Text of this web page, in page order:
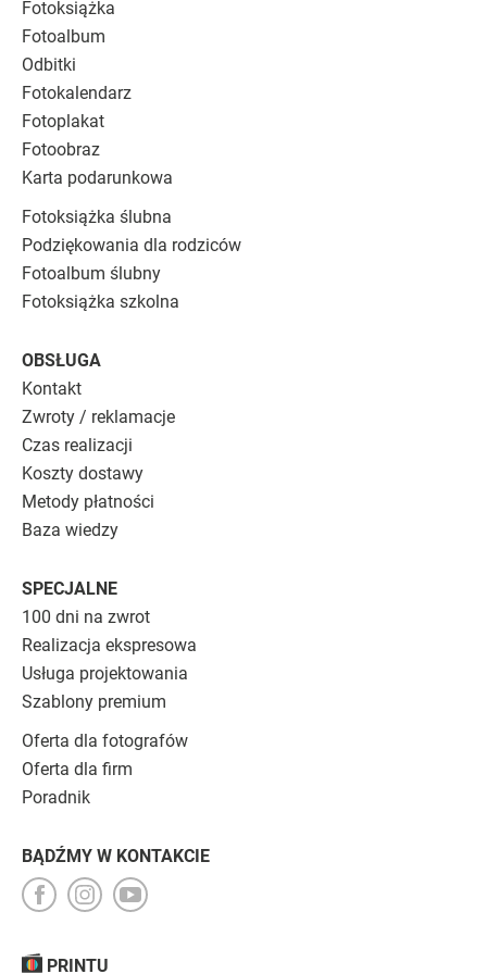
PRINTU
Fotoksiążka
Fotoalbum
Odbitki
Fotokalendarz
Fotoplakat
Fotoobraz
Karta podarunkowa
Fotoksiążka ślubna
Podziękowania dla rodziców
Fotoalbum ślubny
Fotoksiążka szkolna
OBSŁUGA
Kontakt
Zwroty / reklamacje
Czas realizacji
Koszty dostawy
Metody płatności
Baza wiedzy
SPECJALNE
100 dni na zwrot
Realizacja ekspresowa
Usługa projektowania
Szablony premium
Oferta dla fotografów
Oferta dla firm
Poradnik
BĄDŹMY W KONTAKCIE